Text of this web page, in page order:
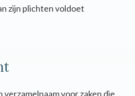
zijn plichten voldoet
verzamelnaam voor zaken die